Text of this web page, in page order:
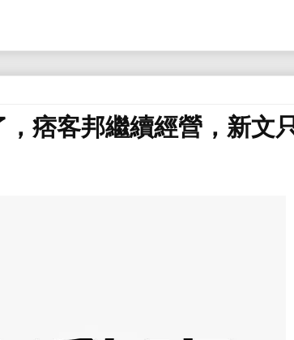
，痞客邦繼續經營，新文